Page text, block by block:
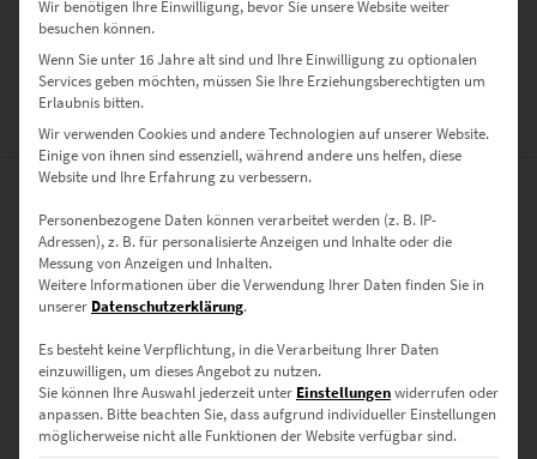
Der Mercedes Benz S63 AMG an der Burg Hohenzollern
ZUSÄTZLICHE INFORMATIONEN
PRODUKT BESONDERHEITEN
AUSFÜHRUNG
Poster, Leinwand auf Keilrahmen, Acrylglas
30 x 20 cm, 45 x 30 cm, 60 x 40 cm, 75 x 50 cm, 90 x 60 cm, 120 x 80
cm, 135 x 90 cm, 150 x 100 cm
BEWERTUNGEN (0)
Wir benötigen Ihre Einwilligung, bevor Sie unsere Website weiter
besuchen können.
Wenn Sie unter 16 Jahre alt sind und Ihre Einwilligung zu optionalen
Services geben möchten, müssen Sie Ihre Erziehungsberechtigten um
Erlaubnis bitten.
Wir verwenden Cookies und andere Technologien auf unserer Website.
Einige von ihnen sind essenziell, während andere uns helfen, diese
Website und Ihre Erfahrung zu verbessern.
Personenbezogene Daten können verarbeitet werden (z. B. IP-
Adressen), z. B. für personalisierte Anzeigen und Inhalte oder die
Messung von Anzeigen und Inhalten.
Weitere Informationen über die Verwendung Ihrer Daten finden Sie in
unserer Datenschutzerklärung.
Es besteht keine Verpflichtung, in die Verarbeitung Ihrer Daten
einzuwilligen, um dieses Angebot zu nutzen.
Sie können Ihre Auswahl jederzeit unter Einstellungenwiderrufen oder
anpassen. Bitte beachten Sie, dass aufgrund individueller Einstellungen
möglicherweise nicht alle Funktionen der Website verfügbar sind.